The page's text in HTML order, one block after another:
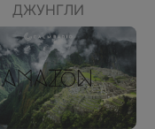
ДЖУНГЛИ